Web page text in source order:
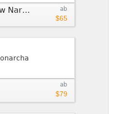
ab
$65
Lipa Agate Low Narrow Bold
ab
$79